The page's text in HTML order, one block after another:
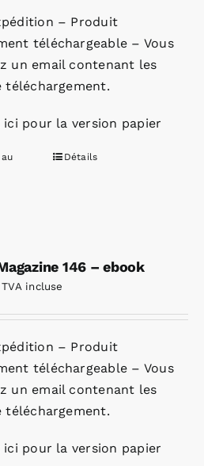
– Produit
téléchargeable – Vous
un email contenant les
téléchargement.
ici pour la version papier
Détails
146 – ebook
TVA incluse
– Produit
téléchargeable – Vous
un email contenant les
téléchargement.
ici pour la version papier